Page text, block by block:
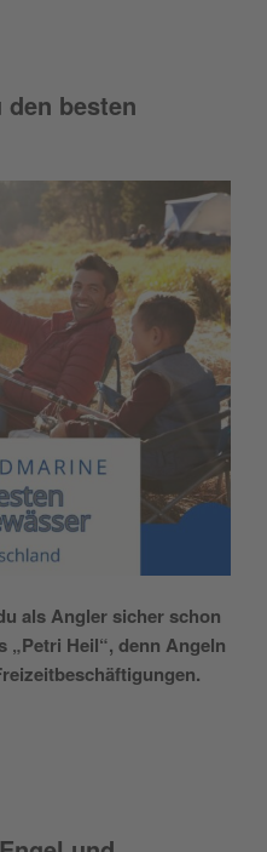
besten
als Angler sicher schon
„Petri Heil“, denn Angeln